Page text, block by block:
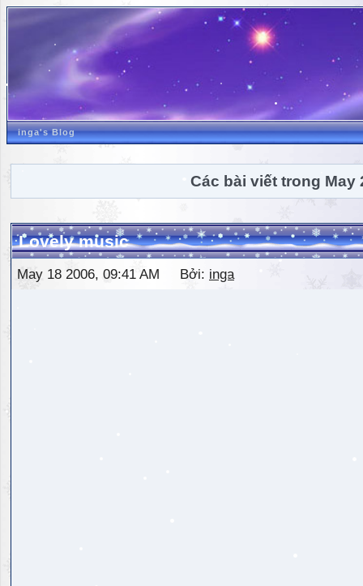
inga's Blog
Các bài viết trong May
Lovely music
May 18 2006, 09:41 AM Bởi: inga